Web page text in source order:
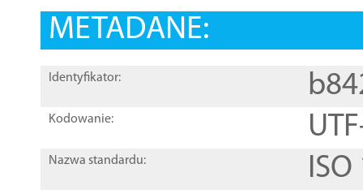
METADANE:
Identyfikator:
Kodowanie:
Nazwa standardu: